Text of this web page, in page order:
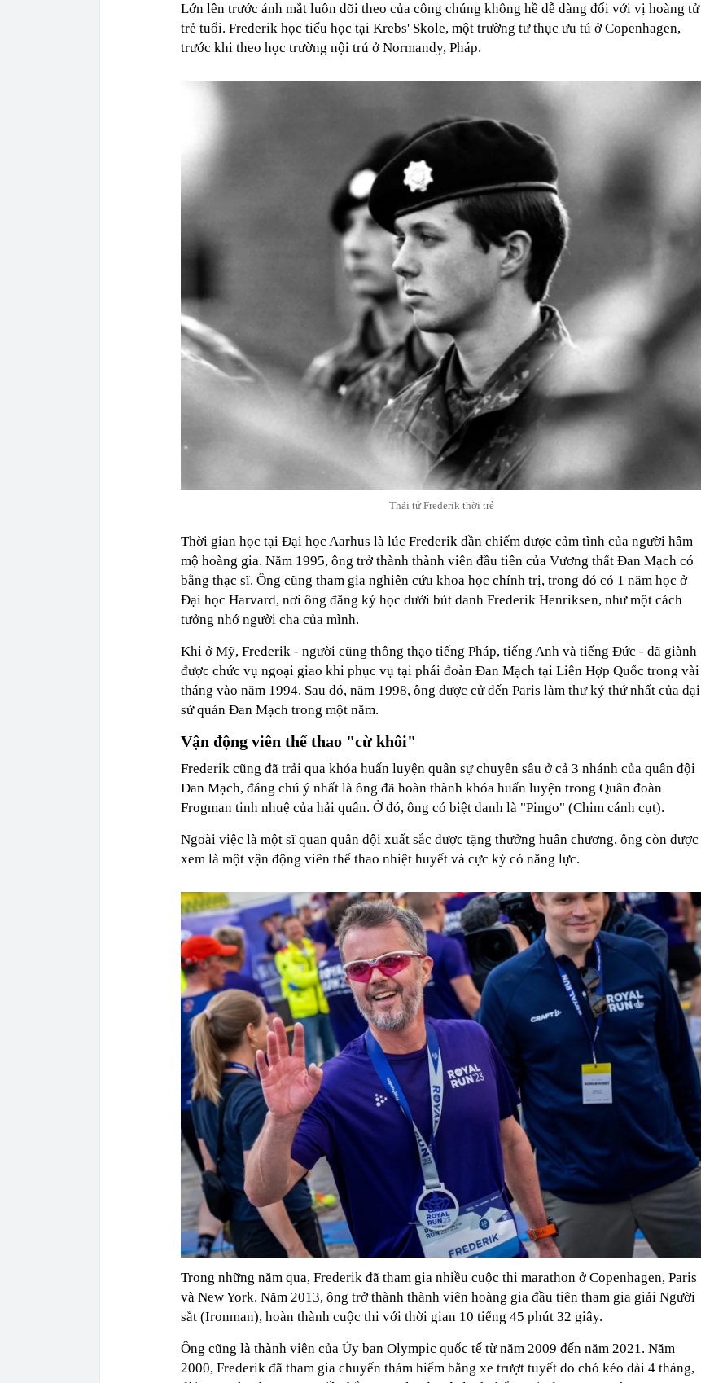
Lớn lên trước ánh mắt luôn dõi theo của công chúng không hề dễ dàng đối với vị hoàng tử
trẻ tuổi. Frederik học tiểu học tại Krebs' Skole, một trường tư thục ưu tú ở Copenhagen,
trước khi theo học trường nội trú ở Normandy, Pháp.
Thái tử Frederik thời trẻ
Thời gian học tại Đại học Aarhus là lúc Frederik dần chiếm được cảm tình của người hâm
mộ hoàng gia. Năm 1995, ông trở thành thành viên đầu tiên của Vương thất Đan Mạch có
bằng thạc sĩ. Ông cũng tham gia nghiên cứu khoa học chính trị, trong đó có 1 năm học ở
Đại học Harvard, nơi ông đăng ký học dưới bút danh Frederik Henriksen, như một cách
tưởng nhớ người cha của mình.
Khi ở Mỹ, Frederik - người cũng thông thạo tiếng Pháp, tiếng Anh và tiếng Đức - đã giành
được chức vụ ngoại giao khi phục vụ tại phái đoàn Đan Mạch tại Liên Hợp Quốc trong vài
tháng vào năm 1994. Sau đó, năm 1998, ông được cử đến Paris làm thư ký thứ nhất của đại
sứ quán Đan Mạch trong một năm.
Vận động viên thể thao "cừ khôi"
Frederik cũng đã trải qua khóa huấn luyện quân sự chuyên sâu ở cả 3 nhánh của quân đội
Đan Mạch, đáng chú ý nhất là ông đã hoàn thành khóa huấn luyện trong Quân đoàn
Frogman tinh nhuệ của hải quân. Ở đó, ông có biệt danh là "Pingo" (Chim cánh cụt).
Ngoài việc là một sĩ quan quân đội xuất sắc được tặng thưởng huân chương, ông còn được
xem là một vận động viên thể thao nhiệt huyết và cực kỳ có năng lực.
Trong những năm qua, Frederik đã tham gia nhiều cuộc thi marathon ở Copenhagen, Paris
và New York. Năm 2013, ông trở thành thành viên hoàng gia đầu tiên tham gia giải Người
sắt (Ironman), hoàn thành cuộc thi với thời gian 10 tiếng 45 phút 32 giây.
Ông cũng là thành viên của Ủy ban Olympic quốc tế từ năm 2009 đến năm 2021. Năm
2000, Frederik đã tham gia chuyến thám hiểm bằng xe trượt tuyết do chó kéo dài 4 tháng,